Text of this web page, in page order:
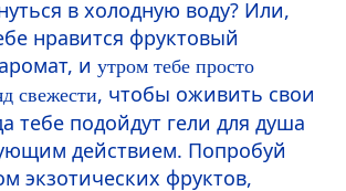
в холодную воду? Или,
нравится фруктовый
и утром тебе просто
свежести, чтобы оживить свои
тебе подойдут гели для душа
действием. Попробуй
экзотических фруктов,